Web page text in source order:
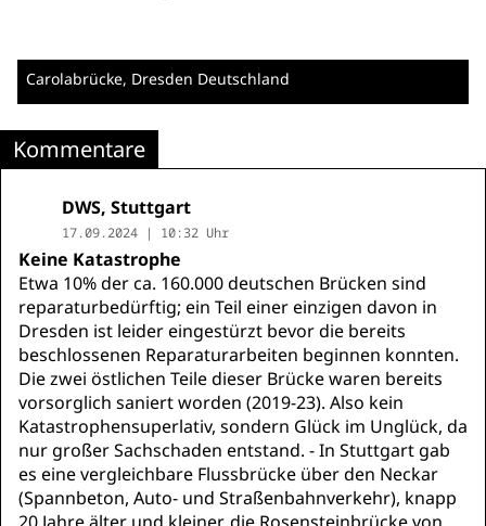
Carolabrücke, Dresden Deutschland
Kommentare
DWS, Stuttgart
17.09.2024 | 10:32 Uhr
Keine Katastrophe
Etwa 10% der ca. 160.000 deutschen Brücken sind
reparaturbedürftig; ein Teil einer einzigen davon in
Dresden ist leider eingestürzt bevor die bereits
beschlossenen Reparaturarbeiten beginnen konnten.
Die zwei östlichen Teile dieser Brücke waren bereits
vorsorglich saniert worden (2019-23). Also kein
Katastrophensuperlativ, sondern Glück im Unglück, da
nur großer Sachschaden entstand. - In Stuttgart gab
es eine vergleichbare Flussbrücke über den Neckar
(Spannbeton, Auto- und Straßenbahnverkehr), knapp